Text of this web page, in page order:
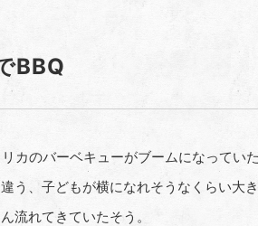
BBQ
カのバーベキューがブームになってい
う、子どもが横になれそうなくらい大
流れてきていたそう。